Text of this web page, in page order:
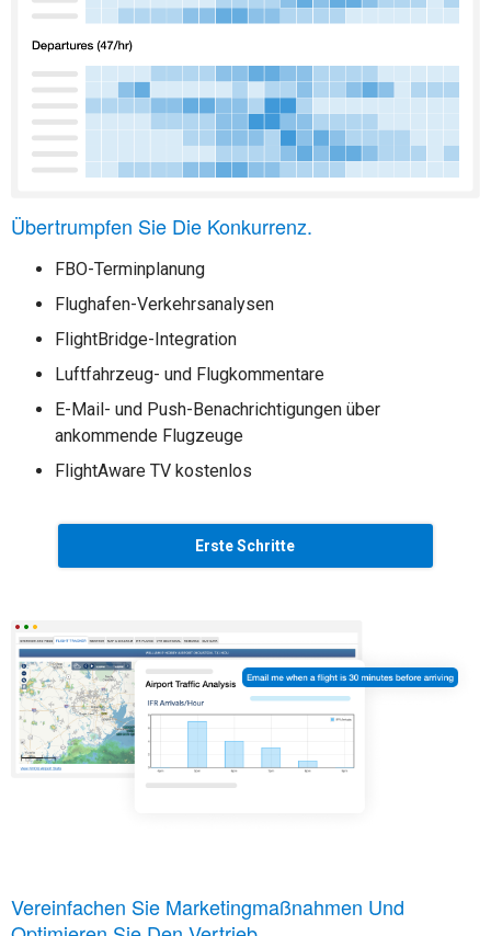
Übertrumpfen Sie Die Konkurrenz.
FBO-Terminplanung
Flughafen-Verkehrsanalysen
FlightBridge-Integration
Luftfahrzeug- und Flugkommentare
E-Mail- und Push-Benachrichtigungen über
ankommende Flugzeuge
FlightAware TV kostenlos
Erste Schritte
Vereinfachen Sie Marketingmaßnahmen Und